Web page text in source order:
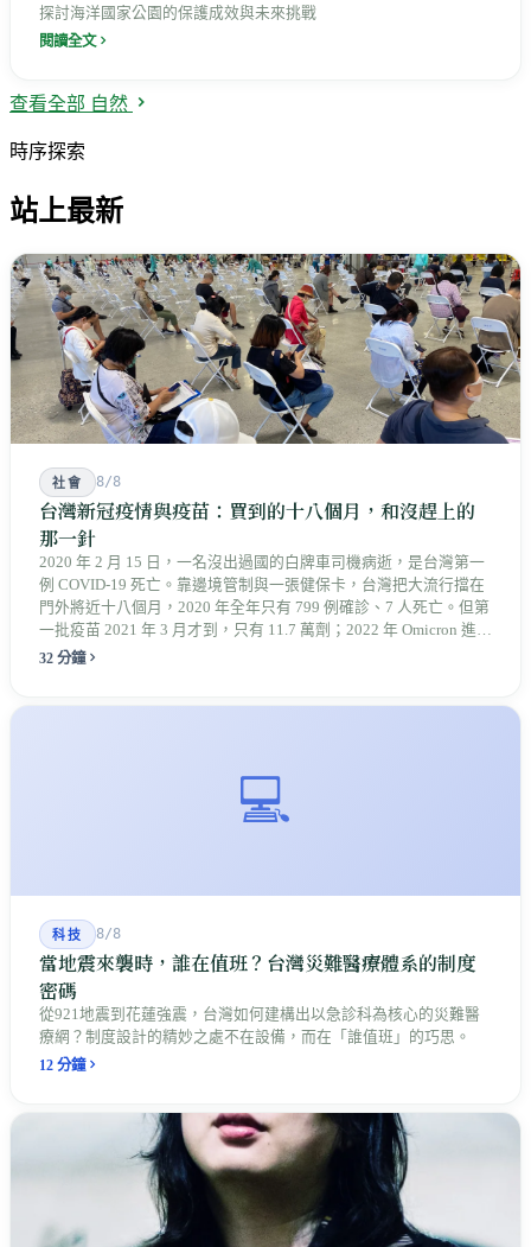
探討海洋國家公園的保護成效與未來挑戰
閱讀全文
查看全部 自然
時序探索
站上最新
社會 8/8
台灣新冠疫情與疫苗：買到的十八個月，和沒趕上的
那一針
2020 年 2 月 15 日，一名沒出過國的白牌車司機病逝，是台灣第一
例 COVID-19 死亡。靠邊境管制與一張健保卡，台灣把大流行擋在
門外將近十八個月，2020 年全年只有 799 例確診、7 人死亡。但第
一批疫苗 2021 年 3 月才到，只有 11.7 萬劑；2022 年 Omicron 進來
時，長者的第三劑還落在後面。那一年死亡年齡的中位數是 82
32 分鐘
💻
科技 8/8
當地震來襲時，誰在值班？台灣災難醫療體系的制度
密碼
從921地震到花蓮強震，台灣如何建構出以急診科為核心的災難醫
療網？制度設計的精妙之處不在設備，而在「誰值班」的巧思。
12 分鐘